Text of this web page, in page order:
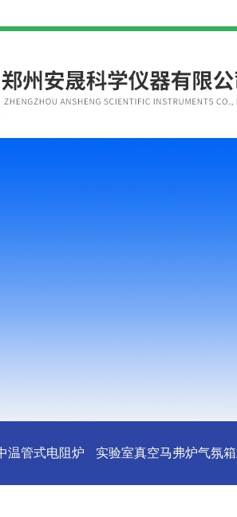
温管式电阻炉 实验室真空马弗炉气氛